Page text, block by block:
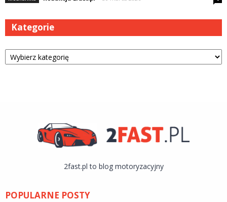
Kategorie
Kategorie
2fast.pl to blog motoryzacyjny
POPULARNE POSTY